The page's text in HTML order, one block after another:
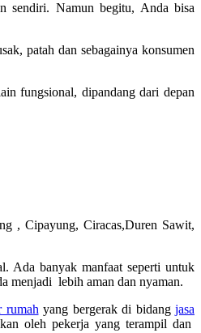
sendiri. Namun begitu, Anda bisa
patah dan sebagainya konsumen
fungsional, dipandang dari depan
, Cipayung, Ciracas,Duren Sawit,
Ada banyak manfaat seperti untuk
menjadi lebih aman dan nyaman.
rumah yang bergerak di bidang jasa
oleh pekerja yang terampil dan